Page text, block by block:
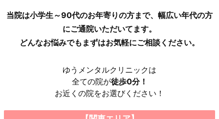
当院は小学生～90代のお年寄りの方まで、幅広い年代の方
にご通院いただいてます。
どんなお悩みでもまずはお気軽にご相談ください。
ゆうメンタルクリニックは
全ての院が徒歩0分！
お近くの院をお選びください！